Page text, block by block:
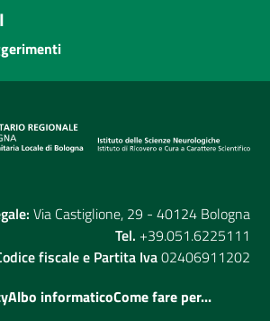
Via Castiglione, 29 - 40124 Bologna
Tel. +39.051.6225111
fiscale e Partita Iva02406911202
Albo informaticoCome fare per...